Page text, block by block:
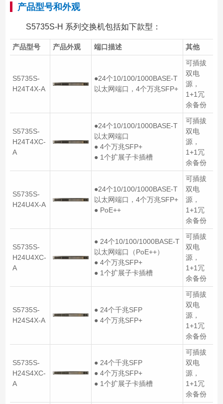
产品型号和外观
S5735S-H 系列交换机包括如下款型：
产品型号 产品外观 端口描述 其他
S5735S-
H24T4X-A
●24个10/100/1000BASE-T
以太网端口，4个万兆SFP+
可插拔
双电
源，
1+1冗
余备份
S5735S-
H24T4XC-
A
●24个10/100/1000BASE-T
以太网端口
● 4个万兆SFP+
● 1个扩展子卡插槽
可插拔
双电
源，
1+1冗
余备份
S5735S-
H24U4X-A
●24个10/100/1000BASE-T
以太网端口，4个万兆SFP+
● PoE++
可插拔
双电
源，
1+1冗
余备份
S5735S-
H24U4XC-
A
● 24个10/100/1000BASE-T
以太网端口（PoE++）
● 4个万兆SFP+
● 1个扩展子卡插槽
可插拔
双电
源，
1+1冗
余备份
S5735S-
H24S4X-A
● 24个千兆SFP
● 4个万兆SFP+
可插拔
双电
源，
1+1冗
余备份
S5735S-
H24S4XC-
A
● 24个千兆SFP
● 4个万兆SFP+
● 1个扩展子卡插槽
可插拔
双电
源，
1+1冗
余备份